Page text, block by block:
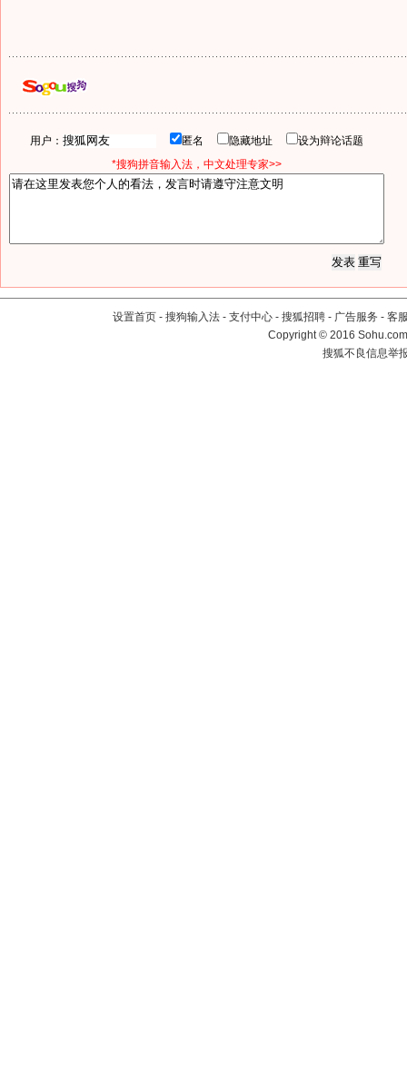
用户： 匿名 隐藏地址
设为辩论话题
*搜狗拼音输入法，中文处理专家>>
设置首页 - 搜狗输入法 - 支付中心 - 搜狐招聘 - 广告服务 - 客
Copyright©2016
搜狐不良信息举